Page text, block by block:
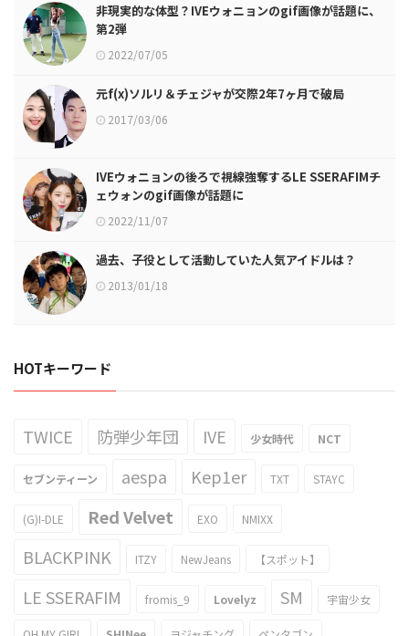
非現実的な体型？IVEウォニョンのgif画像が話題に、
第2弾
2022/07/05
元f(x)ソルリ＆チェジャが交際2年7ヶ月で破局
2017/03/06
IVEウォニョンの後ろで視線強奪するLE SSERAFIMチ
ェウォンのgif画像が話題に
2022/11/07
過去、子役として活動していた人気アイドルは？
2013/01/18
HOTキーワード
TWICE 防弾少年団 IVE 少女時代 NCT
セブンティーン aespa Kep1er TXT STAYC
(G)I-DLE Red Velvet EXO NMIXX
BLACKPINK ITZY NewJeans 【スポット】
LE SSERAFIM fromis_9 Lovelyz SM 宇宙少女